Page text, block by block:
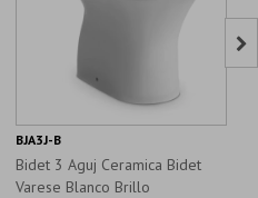
Bidet 3 Aguj Ceramica Bidet
Varese Blanco Brillo
BJA3J-B
